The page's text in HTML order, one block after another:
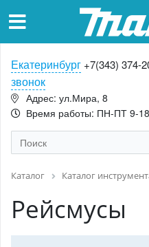
Екатеринбург +7(343) 374-
звонок
Адрес: ул.Мира, 8
Время работы: ПН-ПТ 9-
Каталог Каталог
Рейсмусы